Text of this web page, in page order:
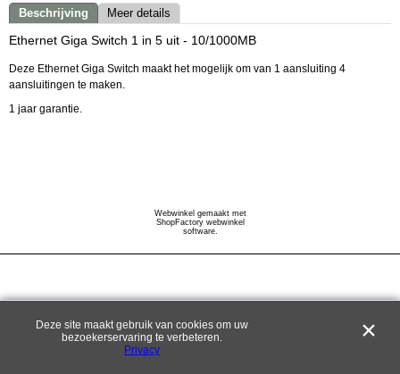
Beschrijving Meer details
Ethernet Giga Switch 1 in 5 uit - 10/1000MB
Deze Ethernet Giga Switch maakt het mogelijk om van 1 aansluiting 4
aansluitingen te maken.
1 jaar garantie.
Webwinkel gemaakt met
ShopFactory webwinkel
software.
Deze site maakt gebruik van cookies om uw
bezoekerservaring te verbeteren.
Privacy